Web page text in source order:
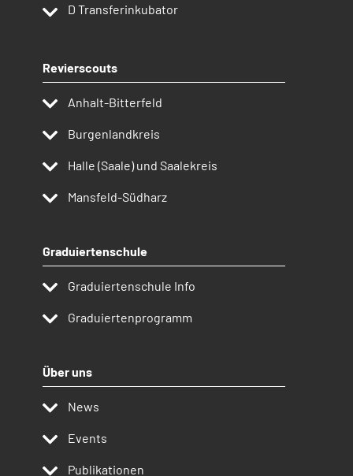
D Transferinkubator
Revierscouts
Anhalt-Bitterfeld
Burgenlandkreis
Halle (Saale) und Saalekreis
Mansfeld-Südharz
Graduiertenschule
Graduiertenschule Info
Graduiertenprogramm
Über uns
News
Events
Publikationen